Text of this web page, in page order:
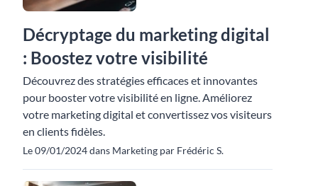
Décryptage du marketing digital
: Boostez votre visibilité
Découvrez des stratégies efficaces et innovantes
pour booster votre visibilité en ligne. Améliorez
votre marketing digital et convertissez vos visiteurs
en clients fidèles.
Le 09/01/2024 dans Marketing par Frédéric S.